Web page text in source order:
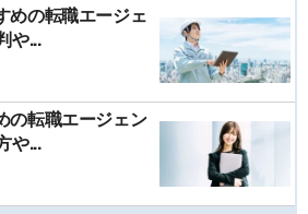
めの転職エージェ
や...
の転職エージェン
や...